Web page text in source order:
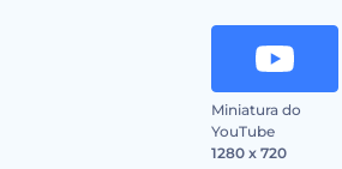
Miniatura do
YouTube
1280 x 720